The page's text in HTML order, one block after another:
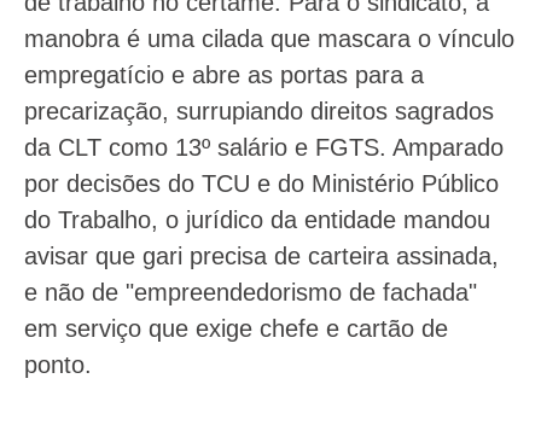
manobra é uma cilada que mascara o vínculo
empregatício e abre as portas para a
precarização, surrupiando direitos sagrados
da CLT como 13º salário e FGTS. Amparado
por decisões do TCU e do Ministério Público
do Trabalho, o jurídico da entidade mandou
avisar que gari precisa de carteira assinada,
e não de "empreendedorismo de fachada"
em serviço que exige chefe e cartão de
ponto.